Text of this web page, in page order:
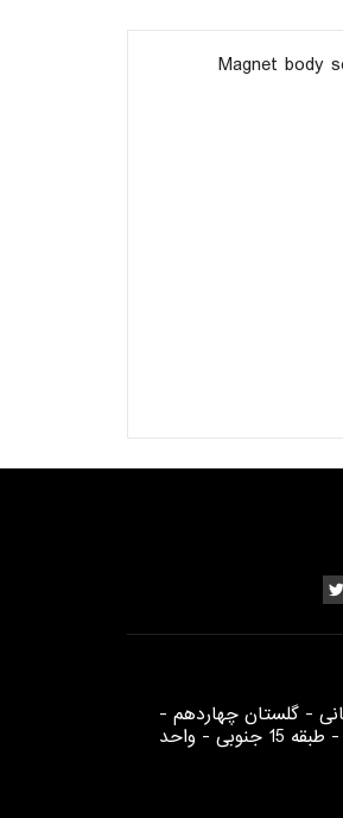
Magnet body
- گلستان چهاردهم -
پلاک 3 - برج نگین رضا - طبقه 15 جنوبی - واحد